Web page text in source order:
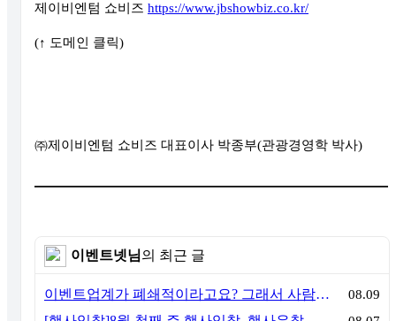
제이비엔텀 쇼비즈 https://www.jbshowbiz.co.kr/
(↑ 도메인 클릭)
㈜제이비엔텀 쇼비즈 대표이사 박종부(관광경영학 박사)
이벤트넷님의 최근 글
이벤트업계가 폐쇄적이라고요? 그래서 사람이 안 옵니다 08.09